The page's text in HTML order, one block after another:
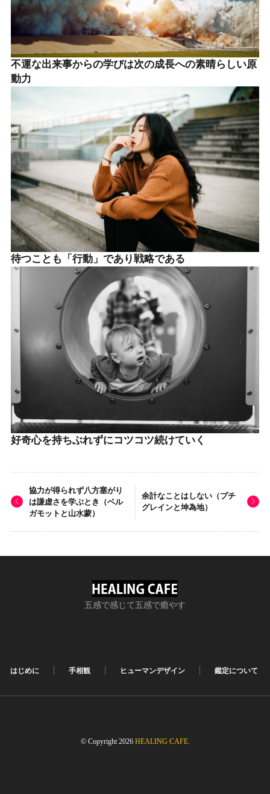
不運な出来事からの学びは次の成長への素晴らしい原
動力
待つことも「行動」であり戦略である
好奇心を持ちぶれずにコツコツ続けていく
協力が得られず八方塞がり
は謙虚さを学ぶとき（ベル
ガモットと山水蒙）
余計なことはしない（プチ
グレインと坤為地）
五感で感じて五感で癒やす
はじめに 手相観 ヒューマンデザイン 鑑定について
© Copyright 2026 HEALING CAFE.